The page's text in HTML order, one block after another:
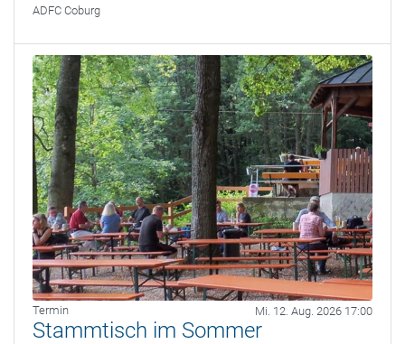
ADFC Coburg
Termin Mi. 12. Aug. 2026 17:00
Stammtisch im Sommer